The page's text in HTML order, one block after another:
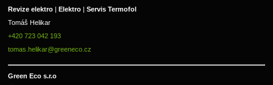
Revize elektro | Elektro | Servis Termofol
Tomáš Helikar
+420 723 042 193
tomas.helikar@greeneco.cz
Green Eco s.r.o